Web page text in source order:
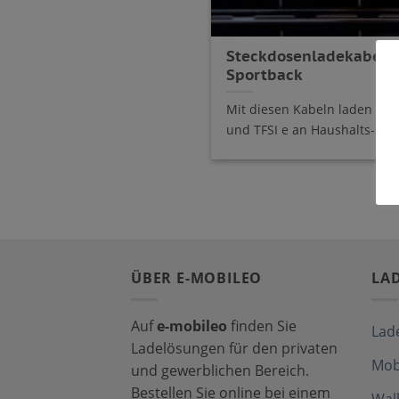
Steckdosenladekabel
Sportback
Mit diesen Kabeln laden
und TFSI e an Haushalts-
ÜBER E-MOBILEO
Aufe-mobileo finden Sie
Ladelösungen für den privaten
und gewerblichen Bereich.
Bestellen Sie online bei einem